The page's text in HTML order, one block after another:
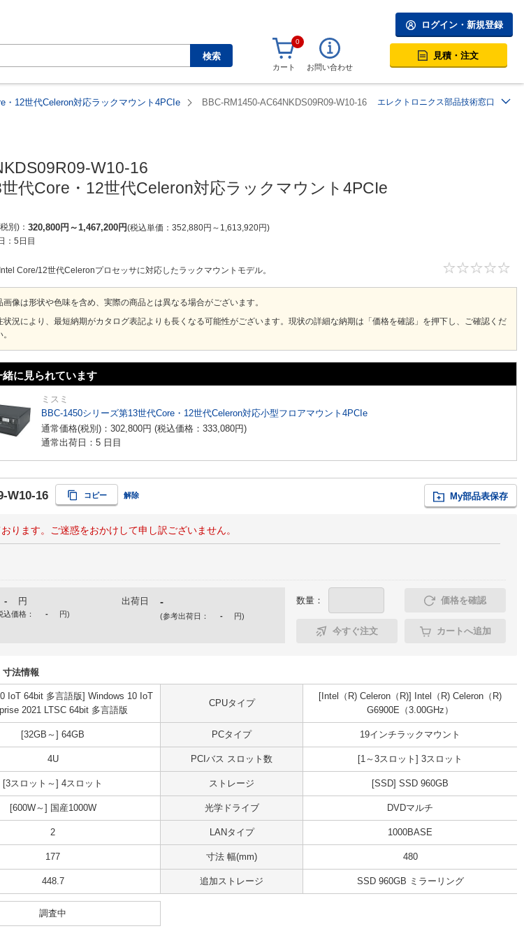
検索
ログイン・新規登録
0
カート お問い合わせ
見積・注文
・12世代Celeron対応ラックマウント4PCIe BBC-RM1450-AC64NKDS09R09-W10-16 エレクトロニクス部品技術窓口
W10-16
代Core・12世代Celeron対応ラックマウント4PCIe
別) 320,800円 ～1,467,200円 税込単価 352,880円 ～ 1,613,920円
： 5日目
Core/12世代Celeronプロセッサに対応したラックマウントモデル。
画像は形状や色味を含め、実際の商品とは異なる場合がございます。
状況により、最短納期がカタログ表記よりも長くなる可能性がございます。現状の詳細な納期は「価格を確認」を押下し、ご確認くだ
緒に見られています
ミスミ
BBC-1450シリーズ第13世代Core・12世代Celeron対応小型フロアマウント4PCIe
通常価格(税別)： 302,800円 (税込価格： 333,080円)
通常出荷日：5 日目
W10-16 コピー 解除 My部品表保存
ります。ご迷惑をおかけして申し訳ございません。
- 円
込価格： - 円)
出荷日 -
(参考出荷日： - 円)
数量： 価格を確認
今すぐ注文 カートへ追加
寸法情報
IoT 64bit 多言語版] Windows 10 IoT
2021 LTSC 64bit 多言語版
CPUタイプ
[Intel（R) Celeron（R)] Intel（R) Celeron（R)
G6900E（3.00GHz）
[32GB～] 64GB PCタイプ 19インチラックマウント
4U PCIバス スロット数 [1～3スロット] 3スロット
[3スロット～] 4スロット ストレージ [SSD] SSD 960GB
[600W～] 国産1000W 光学ドライブ DVDマルチ
2 LANタイプ 1000BASE
177 寸法 幅(mm) 480
448.7 追加ストレージ SSD 960GB ミラーリング
調査中